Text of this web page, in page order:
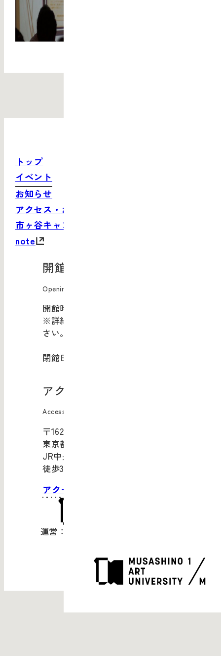
トップ
イベント
お知らせ
アクセス・お問い合わせ
市ヶ谷キャンパスサイト
note
開館情報
Opening Information
開館時間：10:00-20:00
※詳細は
さい。
閉館日：年末年始
アクセス
Access
〒162-0843
東京都新宿区市谷田町1-4
JR中央・総武線「市ケ谷」駅より
徒歩3分
アクセス・お問い合わせ
運営：武蔵野美術大学（